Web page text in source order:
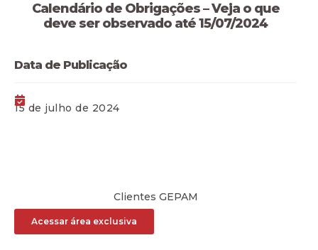
Calendário de Obrigações – Veja o que
deve ser observado até 15/07/2024
Data de Publicação
15 de julho de 2024
Clientes GEPAM
Acessar área exclusiva